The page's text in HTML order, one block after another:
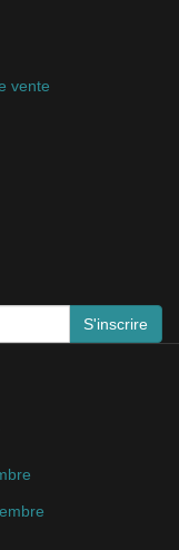
vente
S'inscrire